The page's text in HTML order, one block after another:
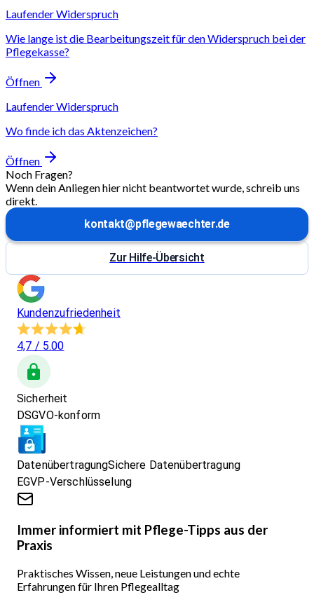
Laufender Widerspruch
Wie lange ist die Bearbeitungszeit für den Widerspruch bei der
Pflegekasse?
Öffnen
Laufender Widerspruch
Wo finde ich das Aktenzeichen?
Öffnen
Noch Fragen?
Wenn dein Anliegen hier nicht beantwortet wurde, schreib uns
direkt.
kontakt@pflegewaechter.de
Zur Hilfe-Übersicht
Kundenzufriedenheit
4,7 / 5.00
Sicherheit
DSGVO-konform
DatenübertragungSichere Datenübertragung
EGVP-Verschlüsselung
Immer informiert mit Pflege-Tipps aus der
Praxis
Praktisches Wissen, neue Leistungen und echte
Erfahrungen für Ihren Pflegealltag